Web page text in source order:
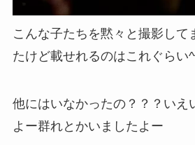
こんな子たちを黙々と撮影して
たけど載せれるのはこれぐらい
他にはいなかったの？？？いえ
よー群れとかいましたよー